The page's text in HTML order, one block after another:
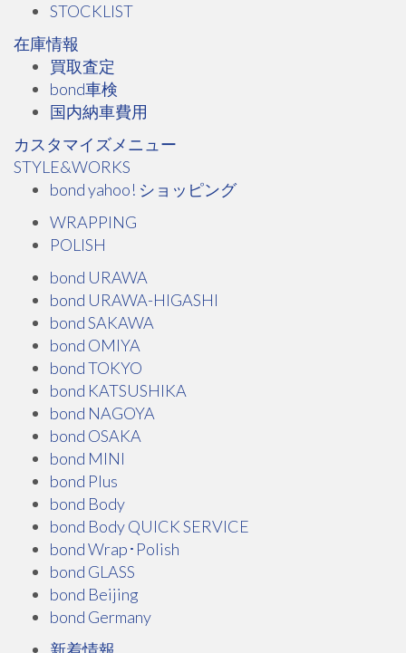
STOCKLIST
在庫情報
買取査定
bond車検
国内納車費用
カスタマイズメニュー
STYLE&WORKS
bond yahoo! ショッピング
WRAPPING
POLISH
bond URAWA
bond URAWA-HIGASHI
bond SAKAWA
bond OMIYA
bond TOKYO
bond KATSUSHIKA
bond NAGOYA
bond OSAKA
bond MINI
bond Plus
bond Body
bond Body QUICK SERVICE
bond Wrap･Polish
bond GLASS
bond Beijing
bond Germany